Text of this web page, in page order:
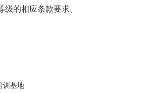
的相应条款要求。
训基地